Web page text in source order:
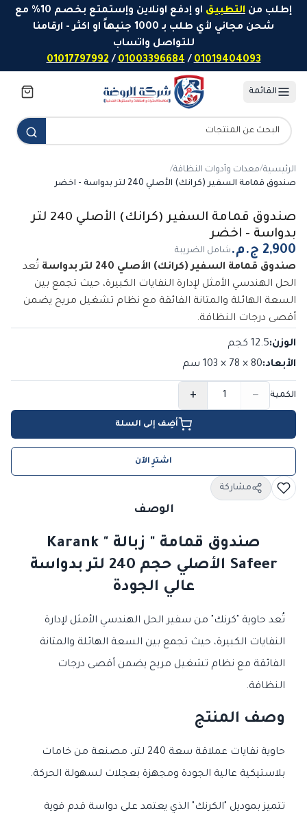
تخطَّ إلى المحتوى
إطلب من التطبيق
او إدفع اونلاين وإستمتع بخصم 10% مع
شحن مجاني لأي طلب بـ 1000 جنيهاً او اكثر - ارقامنا
للتواصل واتساب
01019404093
/
01003396684
/
01017797992
القائمة
الرئيسية/معدات وأدوات النظافة/
صندوق قمامة السفير (كرانك) الأصلي 240 لتر بدواسة - اخضر
صندوق قمامة السفير (كرانك) الأصلي 240 لتر
بدواسة - اخضر
شامل الضريبة
صندوق قمامة السفير (كرانك) الأصلي 240 لتر بدواسة
تُعد
الحل الهندسي الأمثل لإدارة النفايات الكبيرة، حيث تجمع بين
السعة الهائلة والمتانة الفائقة مع نظام تشغيل مريح يضمن
أقصى درجات النظافة.
الوزن:12.5 كجم
الأبعاد:
80 × 78 × 103 سم
الكمية −
+
أضِف إلى السلة
اشترِ الآن
مشاركة
الوصف
صندوق قمامة " زبالة " Karank
Safeer الأصلي حجم 240 لتر بدواسة
عالي الجودة
تُعد حاوية "كرنك" من سفير الحل الهندسي الأمثل لإدارة
النفايات الكبيرة، حيث تجمع بين السعة الهائلة والمتانة
الفائقة مع نظام تشغيل مريح يضمن أقصى درجات
النظافة.
وصف المنتج
حاوية نفايات عملاقة سعة 240 لتر، مصنعة من خامات
بلاستيكية عالية الجودة ومجهزة بعجلات لسهولة الحركة.
تتميز بموديل "الكرنك" الذي يعتمد على دواسة قدم قوية